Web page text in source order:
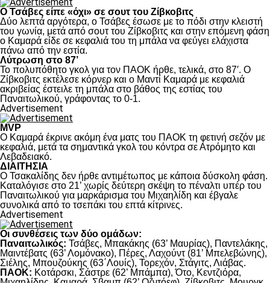
Ο Τσάβες είπε «όχι» σε σουτ του Ζίβκοβιτς
Δύο λεπτά αργότερα, ο Τσάβες έσωσε με το πόδι στην κλειστή
του γωνία, μετά από σουτ του Ζίβκοβιτς και στην επόμενη φάση
ο Καμαρά είδε σε κεφαλιά του τη μπάλα να φεύγει ελάχιστα
πάνω από την εστία.
Λύτρωση στο 87’
Το πολυπόθητο γκολ για τον ΠΑΟΚ ήρθε, τελικά, στο 87′. Ο
Ζίβκοβιτς εκτέλεσε κόρνερ και ο Μαντί Καμαρά με κεφαλιά
ακριβείας έστειλε τη μπάλα στο βάθος της εστίας του
Παναιτωλικού, γράφοντας το 0-1.
Advertisement
MVP
Ο Καμαρά έκρινε ακόμη ένα ματς του ΠΑΟΚ τη φετινή σεζόν με
κεφαλιά, μετά τα σημαντικά γκολ του κόντρα σε Ατρόμητο και
Λεβαδειακό.
ΔΙΑΙΤΗΣΙΑ
Ο Τσακαλίδης δεν ήρθε αντιμέτωπος με κάποια δύσκολη φάση.
Καταλόγισε στο 21’ χωρίς δεύτερη σκέψη το πέναλτι υπέρ του
Παναιτωλικού για μαρκάρισμα του Μιχαηλίδη και έβγαλε
συνολικά από το τσεπάκι του επτά κίτρινες.
Advertisement
Οι συνθέσεις των δύο ομάδων:
Παναιτωλικός: Τσάβες, Μπακάκης (63’ Μαυρίας), Παντελάκης,
Μαιντέβατς (63’ Λομόνακο), Πέρες, Λαχούντ (81’ Μπελεβώνης),
Σιέλης, Μπουζούκης (63΄Λουίς), Τορεχόν, Στάγιτς, Λιάβας.
ΠΑΟΚ: Κοτάρσκι, Σάστρε (62’ Μπάμπα), Ότο, Κεντζιόρα,